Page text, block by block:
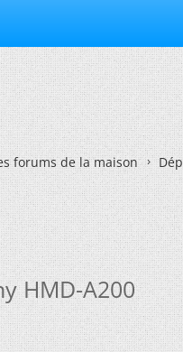
forums de la maison
HMD-A200